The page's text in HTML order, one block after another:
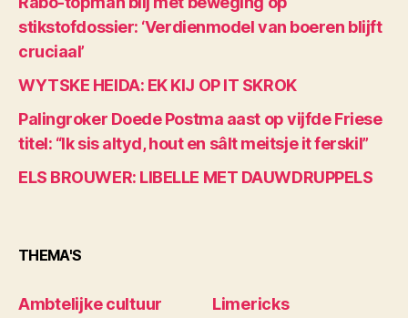
stikstofdossier: ‘Verdienmodel van boeren blijft
cruciaal’
WYTSKE HEIDA: EK KIJ OP IT SKROK
Palingroker Doede Postma aast op vijfde Friese
titel: “Ik sis altyd, hout en sâlt meitsje it ferskil”
ELS BROUWER: LIBELLE MET DAUWDRUPPELS
THEMA'S
Ambtelijke cultuur Limericks